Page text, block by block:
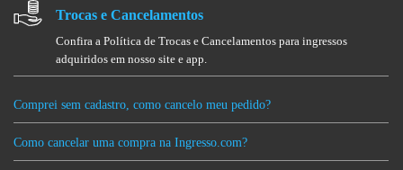
Trocas e Cancelamentos
Confira a Política de Trocas e Cancelamentos para ingressos
adquiridos em nosso site e app.
Comprei sem cadastro, como cancelo meu pedido?
Como cancelar uma compra na Ingresso.com?